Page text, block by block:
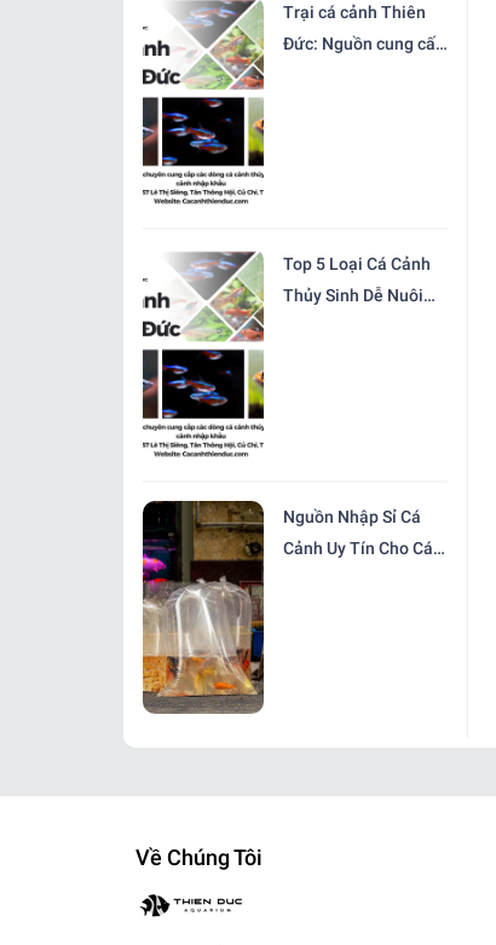
Trại cá cảnh Thiên
Đức: Nguồn cung cấp
Top 5 Loại Cá Cảnh
Thủy Sinh Dễ Nuôi
Nguồn Nhập Sỉ Cá
Cảnh Uy Tín Cho Các
Về Chúng Tôi